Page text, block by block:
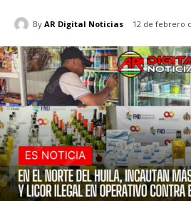
By AR Digital Noticias 12 de febrero